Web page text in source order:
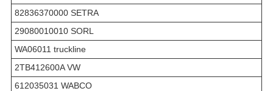
82836370000 SETRA
29080010010 SORL
WA06011 truckline
2TB412600A VW
612035031 WABCO